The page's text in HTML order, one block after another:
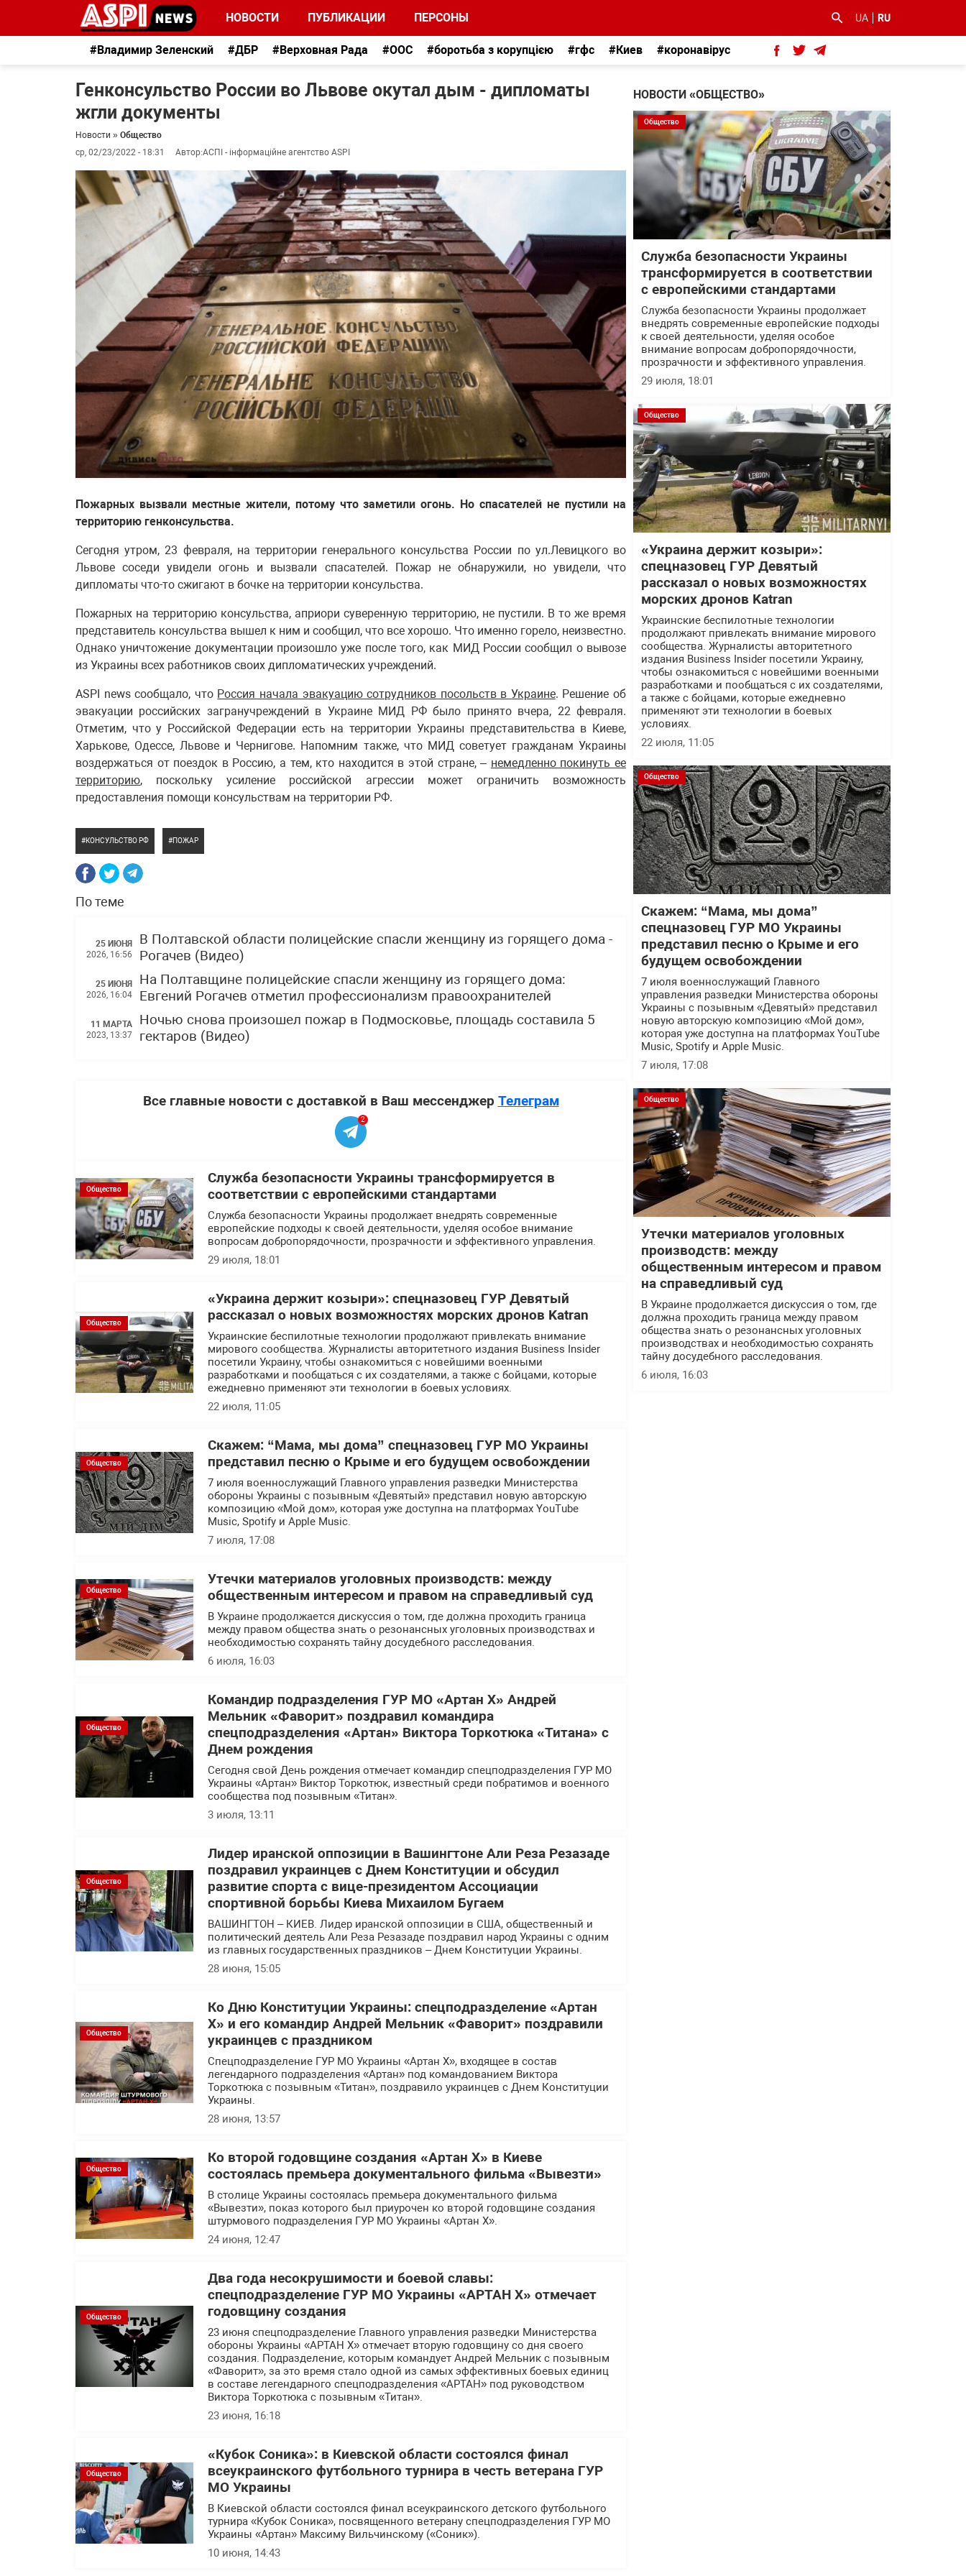
НОВОСТИ ПУБЛИКАЦИИ ПЕРСОНЫ UA RU
#Владимир Зеленский #ДБР #Верховная Рада #ООС #боротьба з корупцією #гфс #Киев #коронавірус
Генконсульство России во Львове окутал дым - дипломаты
жгли документы
Новости » Общество
ср, 02/23/2022 - 18:31
Автор:АСПІ - інформаційне агентство ASPI
Пожарных вызвали местные жители, потому что заметили огонь. Но спасателей не пустили на
территорию генконсульства.
Сегодня утром, 23 февраля, на территории генерального консульства России по ул.Левицкого во
Львове соседи увидели огонь и вызвали спасателей. Пожар не обнаружили, но увидели, что
дипломаты что-то сжигают в бочке на территории консульства.
Пожарных на территорию консульства, априори суверенную территорию, не пустили. В то же время
представитель консульства вышел к ним и сообщил, что все хорошо. Что именно горело, неизвестно.
Однако уничтожение документации произошло уже после того, как МИД России сообщил о вывозе
из Украины всех работников своих дипломатических учреждений.
ASPI news сообщало, что Россия начала эвакуацию сотрудников посольств в Украине. Решение об
эвакуации российских загранучреждений в Украине МИД РФ было принято вчера, 22 февраля.
Отметим, что у Российской Федерации есть на территории Украины представительства в Киеве,
Харькове, Одессе, Львове и Чернигове. Напомним также, что МИД советует гражданам Украины
воздержаться от поездок в Россию, а тем, кто находится в этой стране, – немедленно покинуть ее
территорию, поскольку усиление российской агрессии может ограничить возможность
предоставления помощи консульствам на территории РФ.
КОНСУЛЬСТВО РФ ПОЖАР
По теме
25 ИЮНЯ
2026, 16:56
В Полтавской области полицейские спасли женщину из горящего дома -
Рогачев (Видео)
25 ИЮНЯ
2026, 16:04
На Полтавщине полицейские спасли женщину из горящего дома:
Евгений Рогачев отметил профессионализм правоохранителей
11 МАРТА
2023, 13:37
Ночью снова произошел пожар в Подмосковье, площадь составила 5
гектаров (Видео)
Все главные новости с доставкой в Ваш мессенджер Телеграм
2
Общество
Служба безопасности Украины трансформируется в
соответствии с европейскими стандартами
Служба безопасности Украины продолжает внедрять современные
европейские подходы к своей деятельности, уделяя особое внимание
вопросам добропорядочности, прозрачности и эффективного управления.
29 июля, 18:01
Общество
«Украина держит козыри»: спецназовец ГУР Девятый
рассказал о новых возможностях морских дронов Katran
Украинские беспилотные технологии продолжают привлекать внимание
мирового сообщества. Журналисты авторитетного издания Business Insider
посетили Украину, чтобы ознакомиться с новейшими военными
разработками и пообщаться с их создателями, а также с бойцами, которые
ежедневно применяют эти технологии в боевых условиях.
22 июля, 11:05
Общество
Скажем: “Мама, мы дома” спецназовец ГУР МО Украины
представил песню о Крыме и его будущем освобождении
7 июля военнослужащий Главного управления разведки Министерства
обороны Украины с позывным «Девятый» представил новую авторскую
композицию «Мой дом», которая уже доступна на платформах YouTube
Music, Spotify и Apple Music.
7 июля, 17:08
Общество
Утечки материалов уголовных производств: между
общественным интересом и правом на справедливый суд
В Украине продолжается дискуссия о том, где должна проходить граница
между правом общества знать о резонансных уголовных производствах и
необходимостью сохранять тайну досудебного расследования.
6 июля, 16:03
Общество
Командир подразделения ГУР МО «Артан Х» Андрей
Мельник «Фаворит» поздравил командира
спецподразделения «Артан» Виктора Торкотюка «Титана» с
Днем рождения
Сегодня свой День рождения отмечает командир спецподразделения ГУР МО
Украины «Артан» Виктор Торкотюк, известный среди побратимов и военного
сообщества под позывным «Титан».
3 июля, 13:11
Общество
Лидер иранской оппозиции в Вашингтоне Али Реза Резазаде
поздравил украинцев с Днем Конституции и обсудил
развитие спорта с вице-президентом Ассоциации
спортивной борьбы Киева Михаилом Бугаем
ВАШИНГТОН – КИЕВ. Лидер иранской оппозиции в США, общественный и
политический деятель Али Реза Резазаде поздравил народ Украины с одним
из главных государственных праздников – Днем Конституции Украины.
28 июня, 15:05
Общество
Ко Дню Конституции Украины: спецподразделение «Артан
Х» и его командир Андрей Мельник «Фаворит» поздравили
украинцев с праздником
Спецподразделение ГУР МО Украины «Артан Х», входящее в состав
легендарного подразделения «Артан» под командованием Виктора
Торкотюка с позывным «Титан», поздравило украинцев с Днем Конституции
Украины.
28 июня, 13:57
Общество
Ко второй годовщине создания «Артан Х» в Киеве
состоялась премьера документального фильма «Вывезти»
В столице Украины состоялась премьера документального фильма
«Вывезти», показ которого был приурочен ко второй годовщине создания
штурмового подразделения ГУР МО Украины «Артан Х».
24 июня, 12:47
Общество
Два года несокрушимости и боевой славы:
спецподразделение ГУР МО Украины «АРТАН Х» отмечает
годовщину создания
23 июня спецподразделение Главного управления разведки Министерства
обороны Украины «АРТАН Х» отмечает вторую годовщину со дня своего
создания. Подразделение, которым командует Андрей Мельник с позывным
«Фаворит», за это время стало одной из самых эффективных боевых единиц
в составе легендарного спецподразделения «АРТАН» под руководством
Виктора Торкотюка с позывным «Титан».
23 июня, 16:18
Общество
«Кубок Соника»: в Киевской области состоялся финал
всеукраинского футбольного турнира в честь ветерана ГУР
МО Украины
В Киевской области состоялся финал всеукраинского детского футбольного
турнира «Кубок Соника», посвященного ветерану спецподразделения ГУР МО
Украины «Артан» Максиму Вильчинскому («Соник»).
10 июня, 14:43
НОВОСТИ «ОБЩЕСТВО»
Общество
Служба безопасности Украины
трансформируется в соответствии
с европейскими стандартами
Служба безопасности Украины продолжает
внедрять современные европейские подходы
к своей деятельности, уделяя особое
внимание вопросам добропорядочности,
прозрачности и эффективного управления.
29 июля, 18:01
Общество
«Украина держит козыри»:
спецназовец ГУР Девятый
рассказал о новых возможностях
морских дронов Katran
Украинские беспилотные технологии
продолжают привлекать внимание мирового
сообщества. Журналисты авторитетного
издания Business Insider посетили Украину,
чтобы ознакомиться с новейшими военными
разработками и пообщаться с их создателями,
а также с бойцами, которые ежедневно
применяют эти технологии в боевых
условиях.
22 июля, 11:05
Общество
Скажем: “Мама, мы дома”
спецназовец ГУР МО Украины
представил песню о Крыме и его
будущем освобождении
7 июля военнослужащий Главного
управления разведки Министерства обороны
Украины с позывным «Девятый» представил
новую авторскую композицию «Мой дом»,
которая уже доступна на платформах YouTube
Music, Spotify и Apple Music.
7 июля, 17:08
Общество
Утечки материалов уголовных
производств: между
общественным интересом и правом
на справедливый суд
В Украине продолжается дискуссия о том, где
должна проходить граница между правом
общества знать о резонансных уголовных
производствах и необходимостью сохранять
тайну досудебного расследования.
6 июля, 16:03